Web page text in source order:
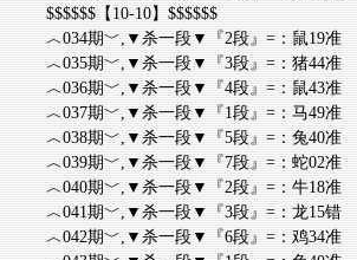
$$$$$$【10-10】$$$$$$
︿034期﹀,▼杀一段▼『2段』=：鼠19准
︿035期﹀,▼杀一段▼『3段』=：猪44准
︿036期﹀,▼杀一段▼『4段』=：鼠43准
︿037期﹀,▼杀一段▼『1段』=：马49准
︿038期﹀,▼杀一段▼『5段』=：兔40准
︿039期﹀,▼杀一段▼『7段』=：蛇02准
︿040期﹀,▼杀一段▼『2段』=：牛18准
︿041期﹀,▼杀一段▼『3段』=：龙15错
︿042期﹀,▼杀一段▼『6段』=：鸡34准